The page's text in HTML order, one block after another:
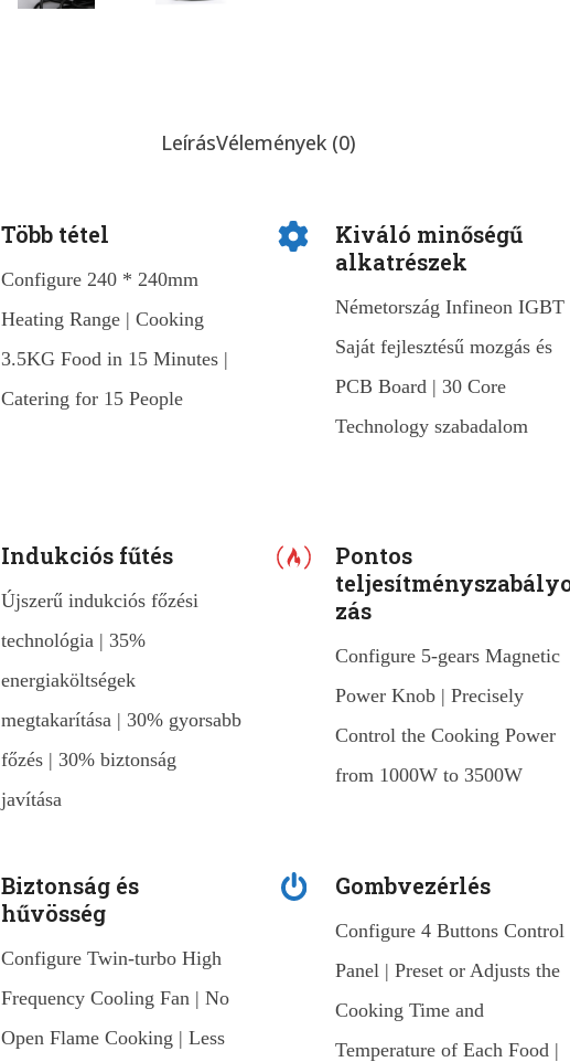
LeírásVélemények (0)
Több tétel
Configure 240 * 240mm
Heating Range | Cooking
3.5KG Food in 15 Minutes |
Catering for 15 People
Kiváló minőségű
alkatrészek
Németország Infineon IGBT
Saját fejlesztésű mozgás és
PCB Board | 30 Core
Technology szabadalom
Indukciós fűtés
Újszerű indukciós főzési
technológia | 35%
energiaköltségek
megtakarítása | 30% gyorsabb
főzés | 30% biztonság
javítása
Pontos
zás
Configure 5-gears Magnetic
Power Knob | Precisely
Control the Cooking Power
from 1000W to 3500W
Biztonság és
hűvösség
Configure Twin-turbo High
Frequency Cooling Fan | No
Open Flame Cooking | Less
Gombvezérlés
Configure 4 Buttons Control
Panel | Preset or Adjusts the
Cooking Time and
Temperature of Each Food |